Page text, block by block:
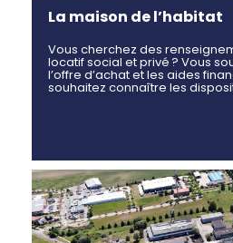
La maison de l’habitat
Vous cherchez des
locatif social et privé ? Vous
l’offre d’achat et les aides
souhaitez connaître les